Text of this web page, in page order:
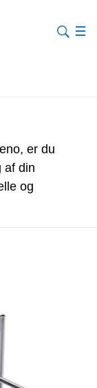
er du
af din
og